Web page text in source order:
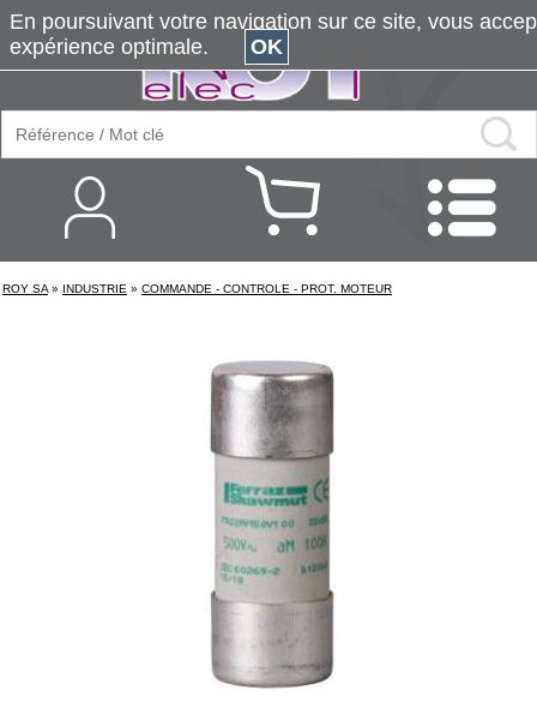
ROY SA » INDUSTRIE » COMMANDE - CONTROLE - PROT. MOTEUR
En poursuivant votre navigation sur ce site, vous
expérience optimale.
OK